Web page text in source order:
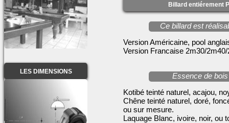
LES DIMENSIONS
Billard entiérement
Ce billard est
Version Américaine, pool
Version Francaise 2m30/
Essence de
Kotibé teinté naturel, acajou,
Chêne teinté naturel, doré,
ou sur mesure.
Laquage Blanc, ivoire, noir, ou